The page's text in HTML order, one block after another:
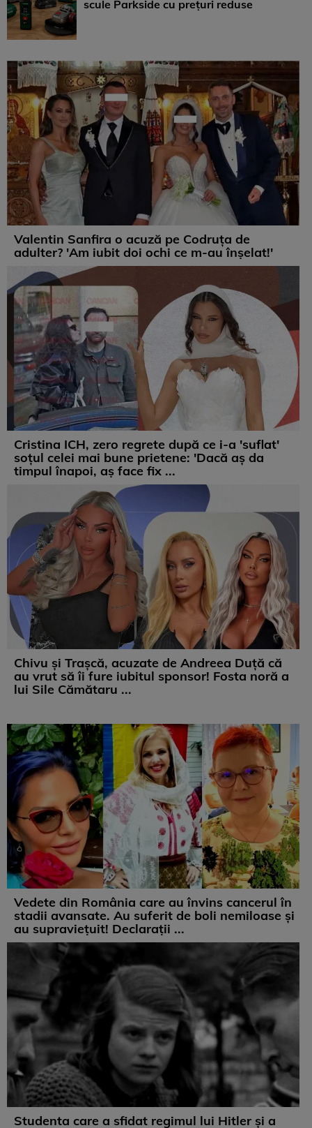
scule Parkside cu prețuri reduse
Valentin Sanfira o acuză pe Codruța de
adulter? 'Am iubit doi ochi ce m-au înșelat!'
Cristina ICH, zero regrete după ce i-a 'suflat'
soțul celei mai bune prietene: 'Dacă aș da
timpul înapoi, aș face fix ...
Chivu și Trașcă, acuzate de Andreea Duță că
au vrut să îi fure iubitul sponsor! Fosta noră a
lui Sile Cămătaru ...
Vedete din România care au învins cancerul în
stadii avansate. Au suferit de boli nemiloase şi
au supravieţuit! Declarații ...
Studenta care a sfidat regimul lui Hitler și a